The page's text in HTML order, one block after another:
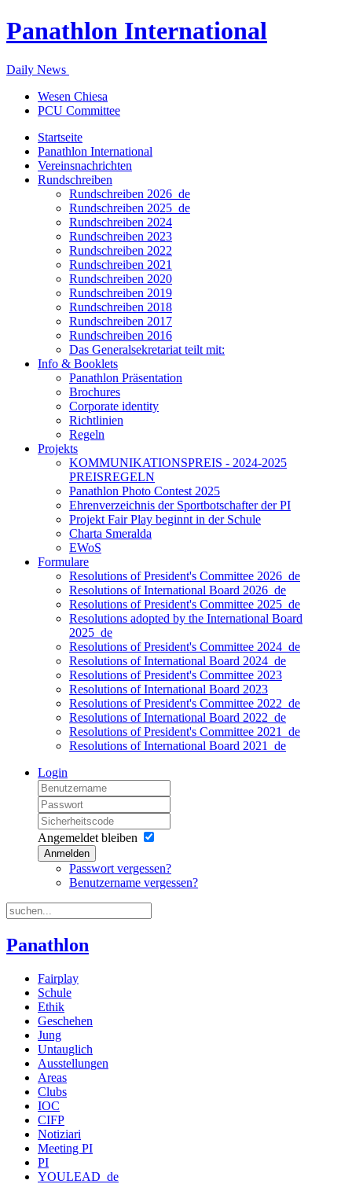
Panathlon International
Daily News
Wesen Chiesa
PCU Committee
Startseite
Panathlon International
Vereinsnachrichten
Rundschreiben
Rundschreiben 2026_de
Rundschreiben 2025_de
Rundschreiben 2024
Rundschreiben 2023
Rundschreiben 2022
Rundschreiben 2021
Rundschreiben 2020
Rundschreiben 2019
Rundschreiben 2018
Rundschreiben 2017
Rundschreiben 2016
Das Generalsekretariat teilt mit:
Info & Booklets
Panathlon Präsentation
Brochures
Corporate identity
Richtlinien
Regeln
Projekts
KOMMUNIKATIONSPREIS - 2024-2025
PREISREGELN
Panathlon Photo Contest 2025
Ehrenverzeichnis der Sportbotschafter der PI
Projekt Fair Play beginnt in der Schule
Charta Smeralda
EWoS
Formulare
Resolutions of President's Committee 2026_de
Resolutions of International Board 2026_de
Resolutions of President's Committee 2025_de
Resolutions adopted by the International Board
2025_de
Resolutions of President's Committee 2024_de
Resolutions of International Board 2024_de
Resolutions of President's Committee 2023
Resolutions of International Board 2023
Resolutions of President's Committee 2022_de
Resolutions of International Board 2022_de
Resolutions of President's Committee 2021_de
Resolutions of International Board 2021_de
Login
Angemeldet bleiben
Anmelden
Passwort vergessen?
Benutzername vergessen?
Panathlon
Fairplay
Schule
Ethik
Geschehen
Jung
Untauglich
Ausstellungen
Areas
Clubs
IOC
CIFP
Notiziari
Meeting PI
PI
YOULEAD_de